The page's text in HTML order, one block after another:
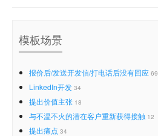
模板场景
报价后/发送开发信/打电话后没有回应 69
LinkedIn开发 34
提出价值主张 18
与不温不火的潜在客户重新获得接触 12
提出痛点 34